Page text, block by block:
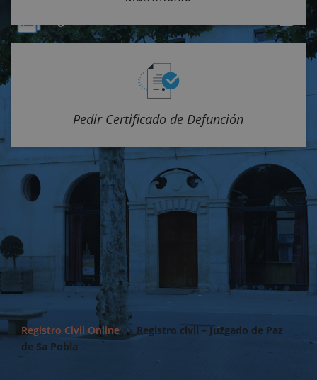
Pedir Certificado de Defunción
Registro Civil Online>> Registro civil – Juzgado de Paz
de Sa Pobla